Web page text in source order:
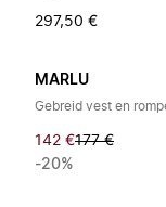
297,50 €
MARLU
Gebreid vest en
142 €177 €
-20%